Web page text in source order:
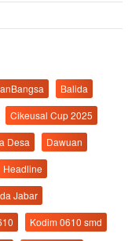
Balida
Cikeusal Cup 2025
Desa
Dawuan
Headline
Jabar
Kodim 0610 smd